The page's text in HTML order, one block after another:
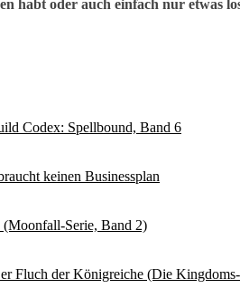
habt oder auch einfach nur etwas
Codex: Spellbound, Band 6
keinen Businessplan
Serie, Band 2)
Fluch der Königreiche (Die